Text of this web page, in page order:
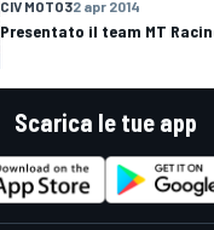
CIV MOTO32 apr 2014
Presentato il team MT
Scarica le tue app